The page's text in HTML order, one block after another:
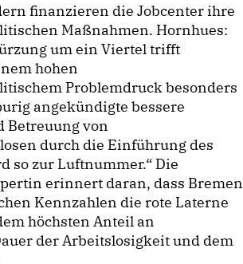
finanzieren die Jobcenter ihre
Maßnahmen. Hornhues:
um ein Viertel trifft
hohen
Problemdruck besonders
angekündigte bessere
Betreuung von
durch die Einführung des
so zur Luftnummer.“ Die
erinnert daran, dass Bremen
Kennzahlen die rote Laterne
höchsten Anteil an
der Arbeitslosigkeit und dem